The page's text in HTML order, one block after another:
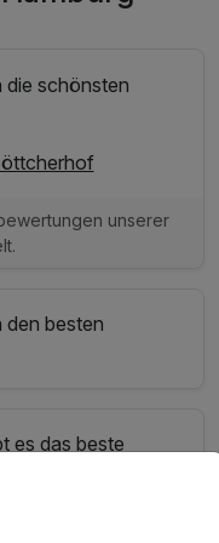
die schönsten
unserer
den besten
es das beste